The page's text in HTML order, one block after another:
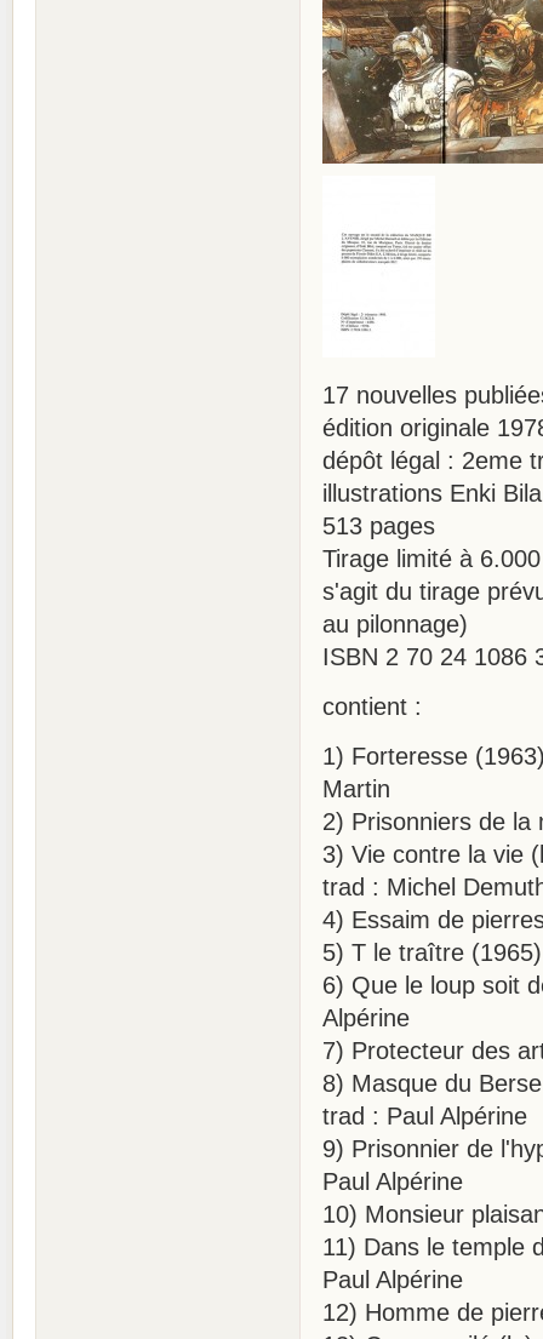
17 nouvelles
édition originale
dépôt légal : 2eme
illustrations Enki
513 pages
Tirage limité à
s'agit du tirage
au pilonnage)
ISBN 2 70 24 1086
contient :
1) Forteresse
Martin
2) Prisonniers de la
3) Vie contre la vie
trad : Michel
4) Essaim de
5) T le traître
6) Que le loup soit
Alpérine
7) Protecteur des
8) Masque du
trad : Paul Alpérine
9) Prisonnier de
Paul Alpérine
10) Monsieur
11) Dans le temple
Paul Alpérine
12) Homme de